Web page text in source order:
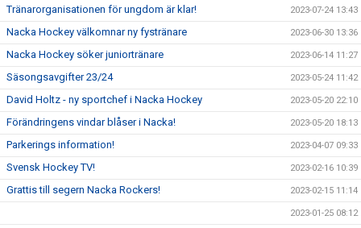
Tränarorganisationen för ungdom är klar! 2023-07-24 13:43
Nacka Hockey välkomnar ny fystränare 2023-06-30 13:36
Nacka Hockey söker juniortränare 2023-06-14 11:27
Säsongsavgifter 23/24 2023-05-24 11:42
David Holtz - ny sportchef i Nacka Hockey 2023-05-20 22:10
Förändringens vindar blåser i Nacka! 2023-05-20 18:13
Parkerings information! 2023-04-07 09:33
Svensk Hockey TV! 2023-02-16 10:39
Grattis till segern Nacka Rockers! 2023-02-15 11:14
2023-01-25 08:12